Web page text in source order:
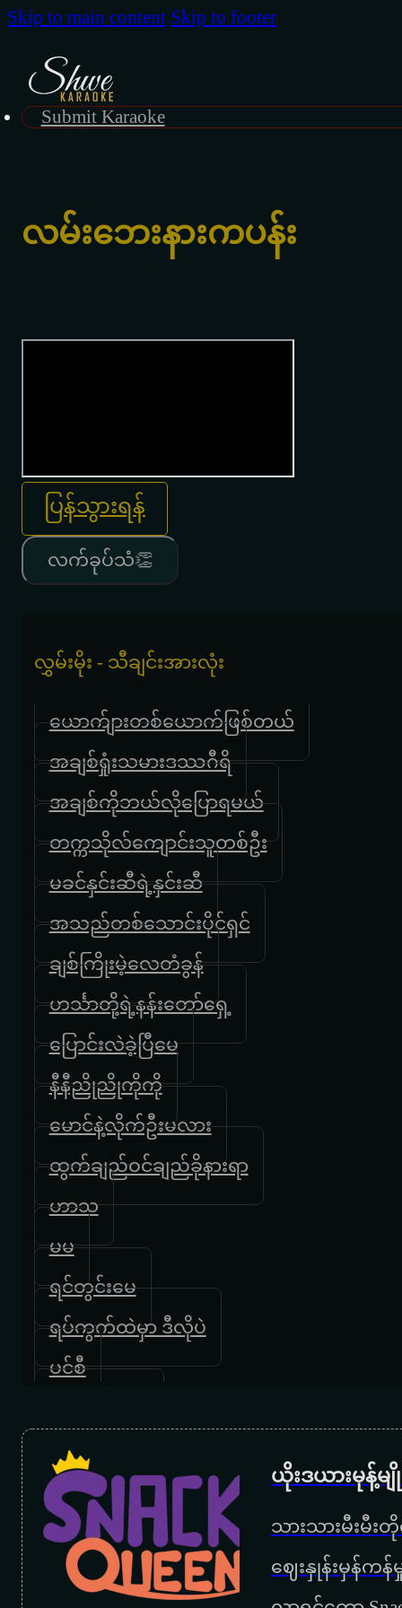
Skip to main content Skip to footer
Submit Karaoke
လမ်းဘေးနားကပန်း
ပြန်သွားရန်
လက်ခုပ်သံ👏
လွှမ်းမိုး - သီချင်းအားလုံး
ယောက်ျားတစ်ယောက်ဖြစ်တယ်
အချစ်ရှုံးသမားဒဿဂီရိ
အချစ်ကိုဘယ်လိုပြောရမယ်
တက္ကသိုလ်ကျောင်းသူတစ်ဦး
မခင်နှင်းဆီရဲ့နှင်းဆီ
အသည်တစ်သောင်းပိုင်ရှင်
ချစ်ကြိုးမဲ့လေတံခွန်
ဟင်္သာတို့ရဲ့နန်းတော်ရှေ့
ပြောင်းလဲခဲ့ပြီ‌မေ
နီနီညိုညိုကိုကို
မောင်နဲ့လိုက်ဦးမလား
ထွက်ချည်ဝင်ချည်ခိုနားရာ
ဟာသ
မမ
ရင်တွင်းမေ
ရပ်ကွက်ထဲမှာ ဒီလိုပဲ
ပင်စီ
မအေးကိုချစ်လို့ပါ
အဖေ
ကိုပေါ
ကြယ်ကြွေညတိုင်းဆုတောင်းမယ်
ယိုးဒယားမုန့်
သားသားမီးမီး
ဈေးနှုန်းမှန်က